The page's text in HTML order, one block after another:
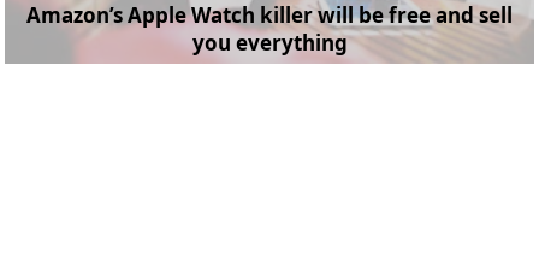
Amazon’s Apple Watch killer will be free and sell
you everything